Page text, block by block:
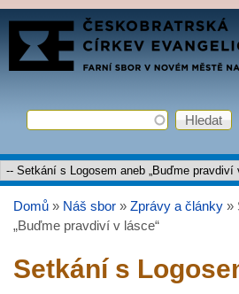
Přejít k hlavnímu
FARNÍ
SBOR
Vyhledávání
Hledat
Hlavní menu
Jste zde
Domů » Náš sbor » Zprávy a články »
„Buďme pravdiví v lásce“
Setkání s